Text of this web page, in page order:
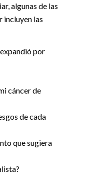
algunas de las
incluyen las
por
cáncer de
de cada
que sugiera